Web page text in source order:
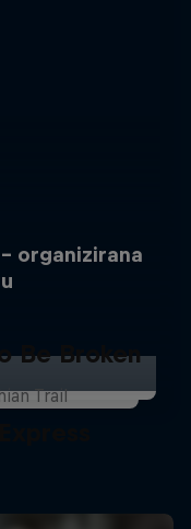
organizirana
Be Broken
Trail